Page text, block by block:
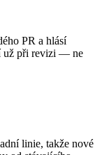
PR a hlásí
už při revizi — ne
linie, takže nové